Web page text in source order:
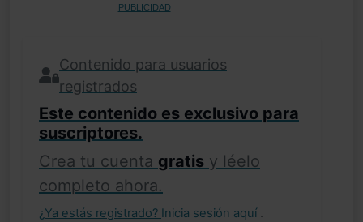
PUBLICIDAD
Contenido para usuarios
registrados
Este contenido es exclusivo para
suscriptores.
Crea tu cuenta gratis y léelo
completo ahora.
¿Ya estás registrado? Inicia sesión aquí .